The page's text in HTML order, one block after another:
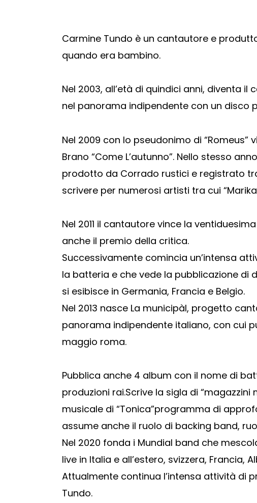
Carmine Tundo è un cantautore e
quando era bambino.
Nel 2003, all’età di quindici anni, diventa
nel panorama indipendente con un disco
Nel 2009 con lo pseudonimo di “Romeus”
Brano “Come L’autunno”. Nello stesso
prodotto da Corrado rustici e registrato
scrivere per numerosi artisti tra cui
Nel 2011 il cantautore vince la
anche il premio della critica.
Successivamente comincia un’intensa
la batteria e che vede la pubblicazione di
si esibisce in Germania, Francia e Belgio.
Nel 2013 nasce La municipàl, progetto
panorama indipendente italiano, con cui
maggio roma.
Pubblica anche 4 album con il nome di
produzioni rai.Scrive la sigla di
musicale di “Tonica”programma di
assume anche il ruolo di backing band,
Nel 2020 fonda i Mundial band che
live in Italia e all’estero, svizzera, Francia,
Attualmente continua l’intensa attività di
Tundo.